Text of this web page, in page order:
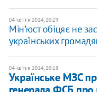
04 квітня 2014, 20:29
Мін'юст обіцяє не
українських
04 квітня 2014, 20:18
Українське МЗС